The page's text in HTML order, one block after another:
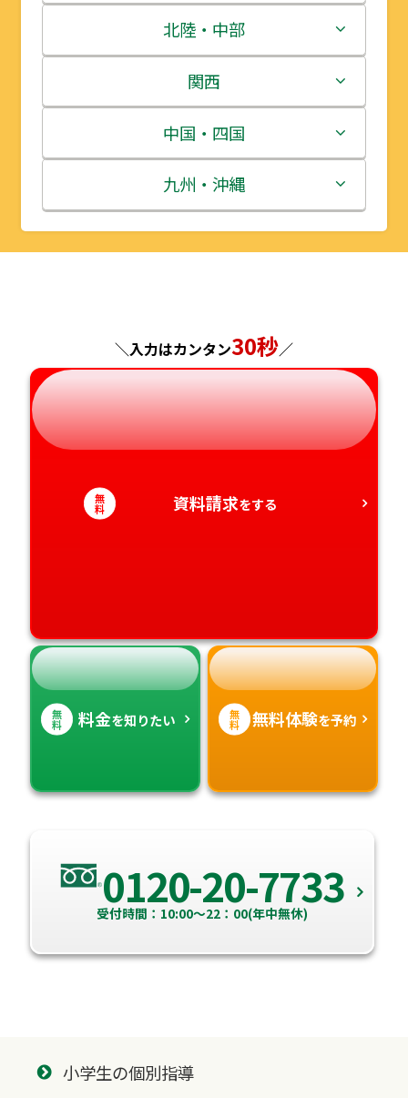
青森県
岩手県
宮城県
秋田県
山形県
茨城県
栃木県
群馬県
埼玉県
千葉県
北陸・中部
新潟県
富山県
石川県
福井県
岐阜県
静岡県
関西
三重県
滋賀県
京都府
奈良県
和歌山県
中国・四国
鳥取県
島根県
山口県
徳島県
九州・沖縄
福岡県
熊本県
大分県
＼入力はカンタン30秒／
無
料 資料請求をする
無
料 料金を知りたい 無
料 無料体験を予約
0120-20-7733
受付時間：10:00～22：00(年中無休)
小学生の個別指導